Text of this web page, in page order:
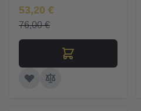
Īpaša Cena
53,20 €
76,00 €